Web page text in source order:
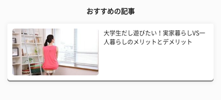
おすすめの記事
大学生だし遊びたい！実家暮らしVS一
人暮らしのメリットとデメリット